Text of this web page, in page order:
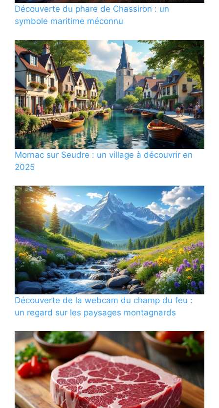
Découverte du phare de Chassiron : un
symbole maritime méconnu
Mornac sur Seudre : un village à découvrir en
2025
Découverte de la webcam du champ du feu :
un regard sur les paysages montagnards